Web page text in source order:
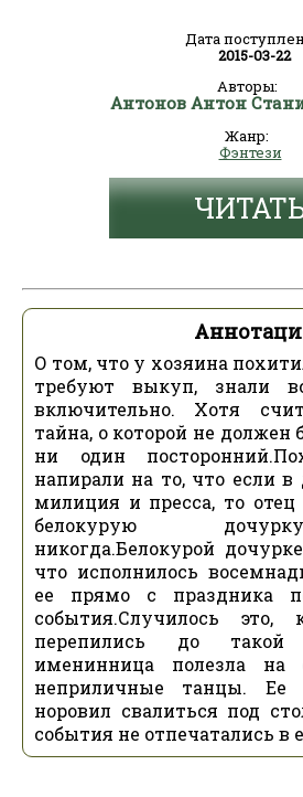
Дата
2015-03-22
Авторы:
Антонов Антон
Жанр:
Фэнтези
О том, что у хозяина
требуют выкуп, знали
включительно. Хотя
тайна, о которой не должен
ни один
напирали на то, что если
милиция и пресса, то
белокурую
никогда.Белокурой
что исполнилось
ее прямо с праздника
события.Случилось
перепились до такой
именинница полезла на
неприличные танцы. Ее
норовил свалиться под
события не отпечатались в